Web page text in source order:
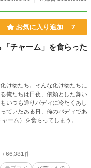
お気に入り追加 7
チャーム」を食らった
け物たち。そんな化け物たちに
俺たちは日夜、依頼とした舞い
いつも通りバディに冷たくあし
ていたある日、俺のバディであ
ーム）を食らってしまう。ど
け。普
なので態度が変わる訳ないだ
ないか？
/ 66,381件